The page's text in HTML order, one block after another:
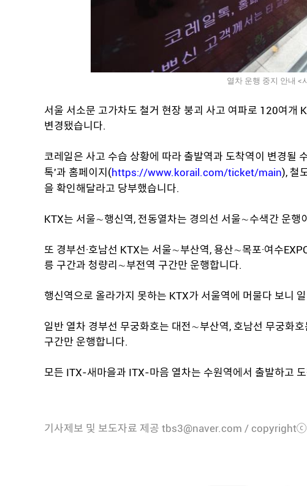
열차 운행 중지 안내 <
서울 서소문 고가차도 철거 현장 붕괴 사고 여파로 120여개
변경됐습니다.
코레일은 사고 수습 상황에 따라 출발역과 도착역이 변경될
톡'과 홈페이지(https://www.korail.com/ticket/main), 철
을 확인해달라고 당부했습니다.
KTX는 서울∼행신역, 전동열차는 경의선 서울∼수색간 운행
또 경부선·호남선 KTX는 서울∼부산역, 용산∼목포·여수
릉 구간과 청량리∼부전역 구간만 운행합니다.
행신역으로 올라가지 못하는 KTX가 서울역에 머물다 보니
일반 열차 경부선 무궁화호는 대전∼부산역, 호남선 무궁화
구간만 운행합니다.
모든 ITX-새마을과 ITX-마음 열차는 수원역에서 출발하고
기사제보 및 보도자료 제공 tbs3@naver.com / copyrightⓒ